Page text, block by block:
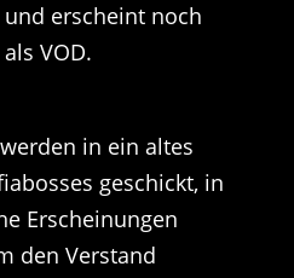
erscheint noch
VOD.
in ein altes
geschickt, in
Erscheinungen
den Verstand